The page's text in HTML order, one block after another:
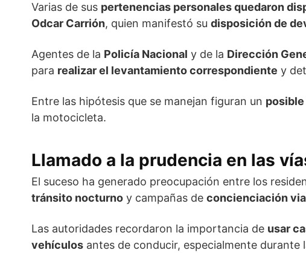
Varias de sus pertenencias personales quedaron
Odcar Carrión, quien manifestó su disposición de
Agentes de la Policía Nacional y de la Dirección
para realizar el levantamiento correspondiente y
Entre las hipótesis que se manejan figuran un
la motocicleta.
Llamado a la prudencia en las
El suceso ha generado preocupación entre los
tránsito nocturno y campañas de concienciación
Las autoridades recordaron la importancia de usar
vehículos antes de conducir, especialmente